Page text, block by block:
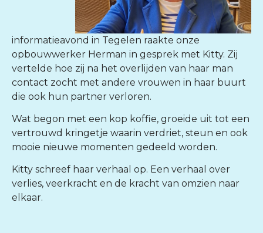
informatieavond in Tegelen raakte onze
opbouwwerker Herman in gesprek met Kitty. Zij
vertelde hoe zij na het overlijden van haar man
contact zocht met andere vrouwen in haar buurt
die ook hun partner verloren.
Wat begon met een kop koffie, groeide uit tot een
vertrouwd kringetje waarin verdriet, steun en ook
mooie nieuwe momenten gedeeld worden.
Kitty schreef haar verhaal op. Een verhaal over
verlies, veerkracht en de kracht van omzien naar
elkaar.